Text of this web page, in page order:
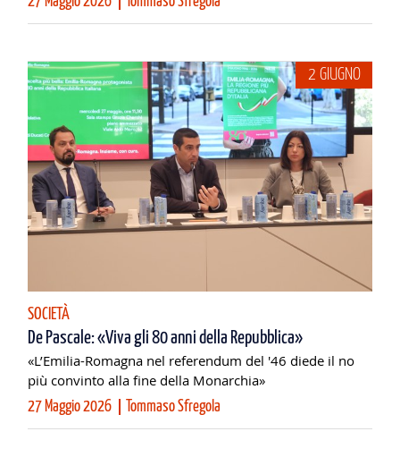
SOCIETÀ
2 GIUGNO
De Pascale: «Viva gli 80 anni della Repubblica»
«L’Emilia-Romagna nel referendum del '46 diede il no
più convinto alla fine della Monarchia»
27 Maggio 2026 Tommaso Sfregola